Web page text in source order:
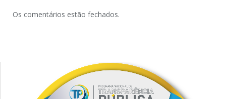
Os comentários estão fechados.